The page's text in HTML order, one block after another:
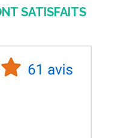
SATISFAITS